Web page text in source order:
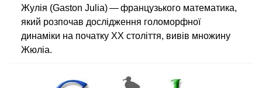
Жулія (Gaston Julia) — французького математика,
який розпочав дослідження голоморфної
динаміки на початку XX століття, вивів множину
Жюліа.